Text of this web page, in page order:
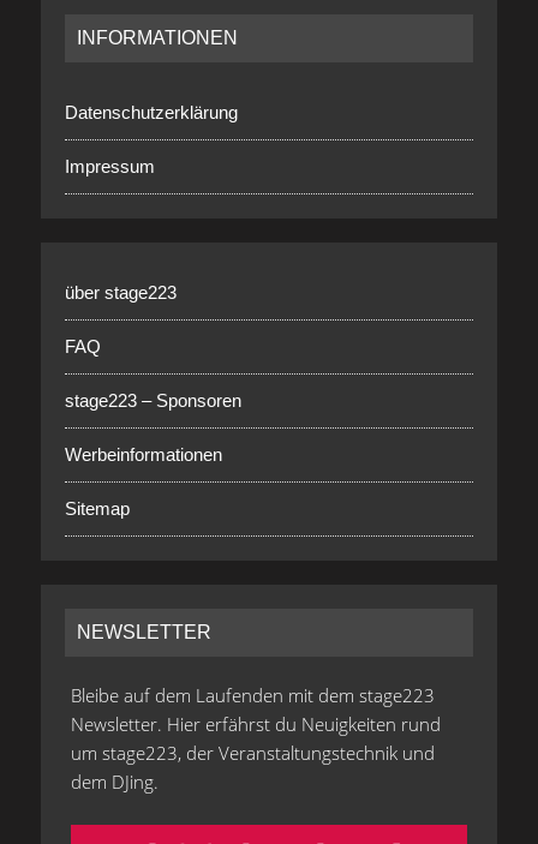
INFORMATIONEN
Datenschutzerklärung
Impressum
über stage223
FAQ
stage223 – Sponsoren
Werbeinformationen
Sitemap
NEWSLETTER
Bleibe auf dem Laufenden mit dem stage223
Newsletter. Hier erfährst du Neuigkeiten rund
um stage223, der Veranstaltungstechnik und
dem DJing.